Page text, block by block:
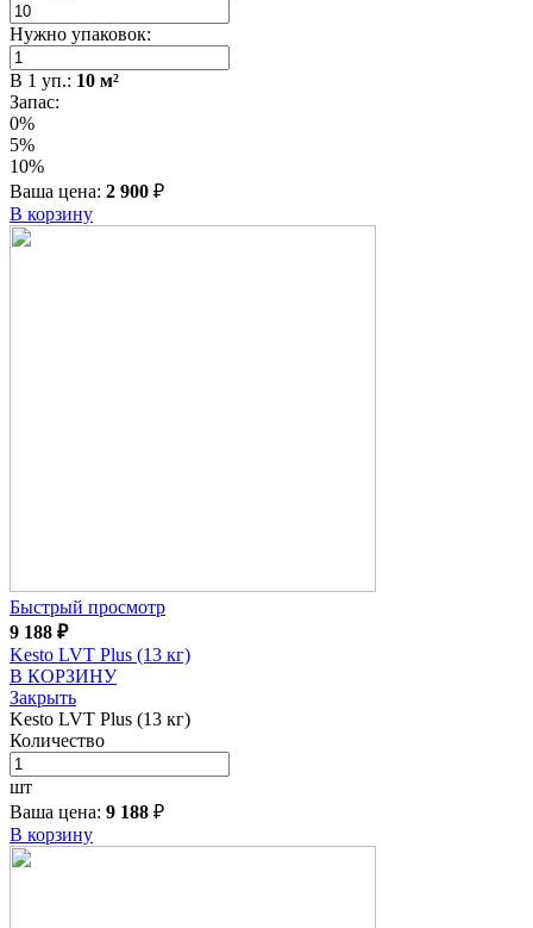
Нужно упаковок:
В 1 уп.: 10 м²
Запас:
0%
5%
10%
Ваша цена: 2 900 ₽
В корзину
Быстрый просмотр
9 188 ₽
Kesto LVT Plus (13 кг)
В КОРЗИНУ
Закрыть
Kesto LVT Plus (13 кг)
Количество
шт
Ваша цена: 9 188 ₽
В корзину